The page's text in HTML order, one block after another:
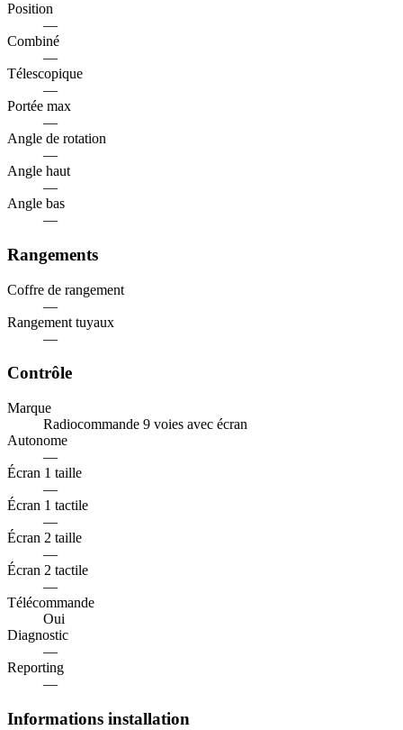
Position
—
Combiné
—
Télescopique
—
Portée max
—
Angle de rotation
—
Angle haut
—
Angle bas
—
Rangements
Coffre de rangement
—
Rangement tuyaux
—
Contrôle
Marque
Radiocommande 9 voies avec écran
Autonome
—
Écran 1 taille
—
Écran 1 tactile
—
Écran 2 taille
—
Écran 2 tactile
—
Télécommande
Oui
Diagnostic
—
Reporting
—
Informations installation